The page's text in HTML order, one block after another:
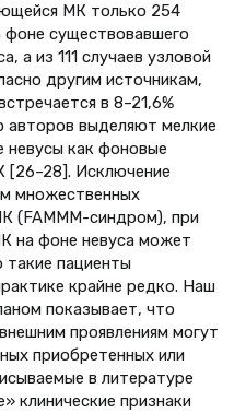
МК только 254
фоне существовавшего
а из 111 случаев узловой
другим источникам,
в 8–21,6%
авторов выделяют мелкие
как фоновые
[26–28]. Исключение
множественных
(FAMMM-синдром), при
на фоне невуса может
такие пациенты
крайне редко. Наш
показывает, что
проявлениям могут
приобретенных или
в литературе
клинические признаки